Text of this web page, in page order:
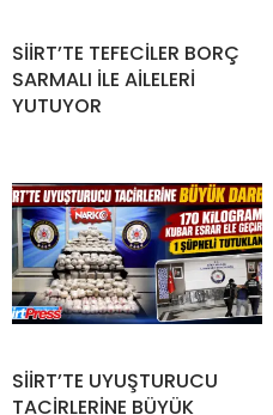
SİİRT’TE TEFECİLER BORÇ
SARMALI İLE AİLELERİ
YUTUYOR
SİİRT’TE UYUŞTURUCU
TACİRLERİNE BÜYÜK